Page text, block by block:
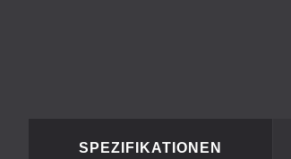
SPEZIFIKATIONEN